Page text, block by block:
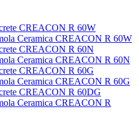
Ceramica CREACON R 60W
Ceramica CREACON R 60N
Ceramica CREACON R 60G
Ceramica CREACON R